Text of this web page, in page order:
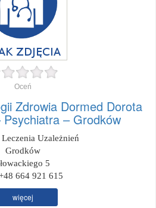
Oceń
Zdrowia Dormed Dorota
– Grodków
Uzależnień
Grodków
5
664 921 615
więcej